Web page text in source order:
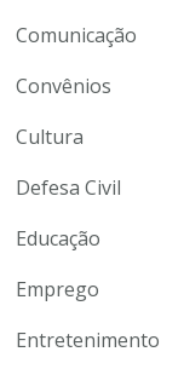
Comunicação
Convênios
Cultura
Defesa Civil
Educação
Emprego
Entretenimento